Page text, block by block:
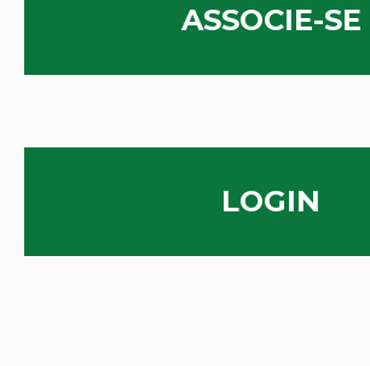
ASSOCIE-SE
LOGIN